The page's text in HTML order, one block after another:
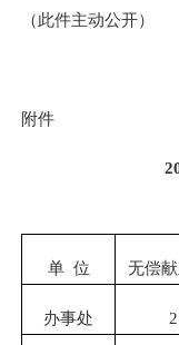
（此件主动公开）
附件
单 位 无偿
办事处